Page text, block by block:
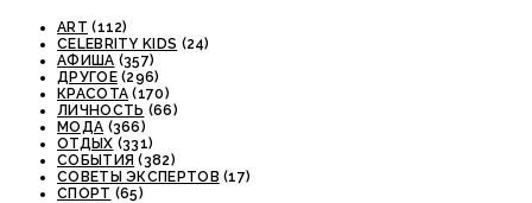
ART (112)
CELEBRITY KIDS (24)
АФИША (357)
ДРУГОЕ(296)
КРАСОТА (170)
ЛИЧНОСТЬ (66)
МОДА (366)
ОТДЫХ (331)
СОБЫТИЯ (382)
СОВЕТЫ ЭКСПЕРТОВ (17)
СПОРТ (65)